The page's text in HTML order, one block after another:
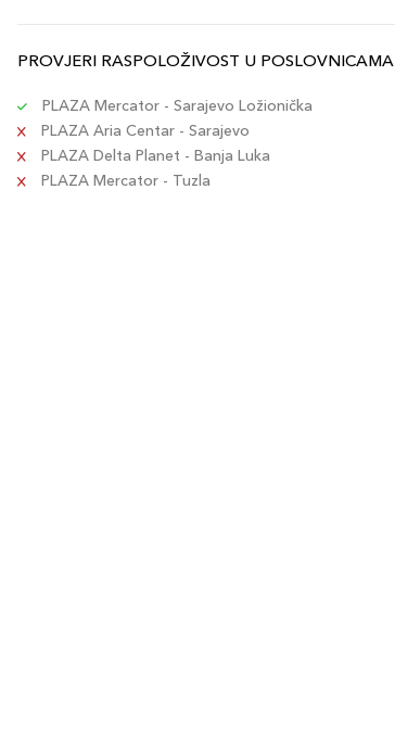
PROVJERI RASPOLOŽIVOST U POSLOVNICAMA
PLAZA Mercator - Sarajevo Ložionička
PLAZA Aria Centar - Sarajevo
PLAZA Delta Planet - Banja Luka
PLAZA Mercator - Tuzla